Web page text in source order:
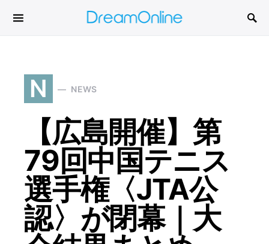
N NEWS
【広島開催】第
79回中国テニス
選手権〈JTA公
認〉が閉幕｜大